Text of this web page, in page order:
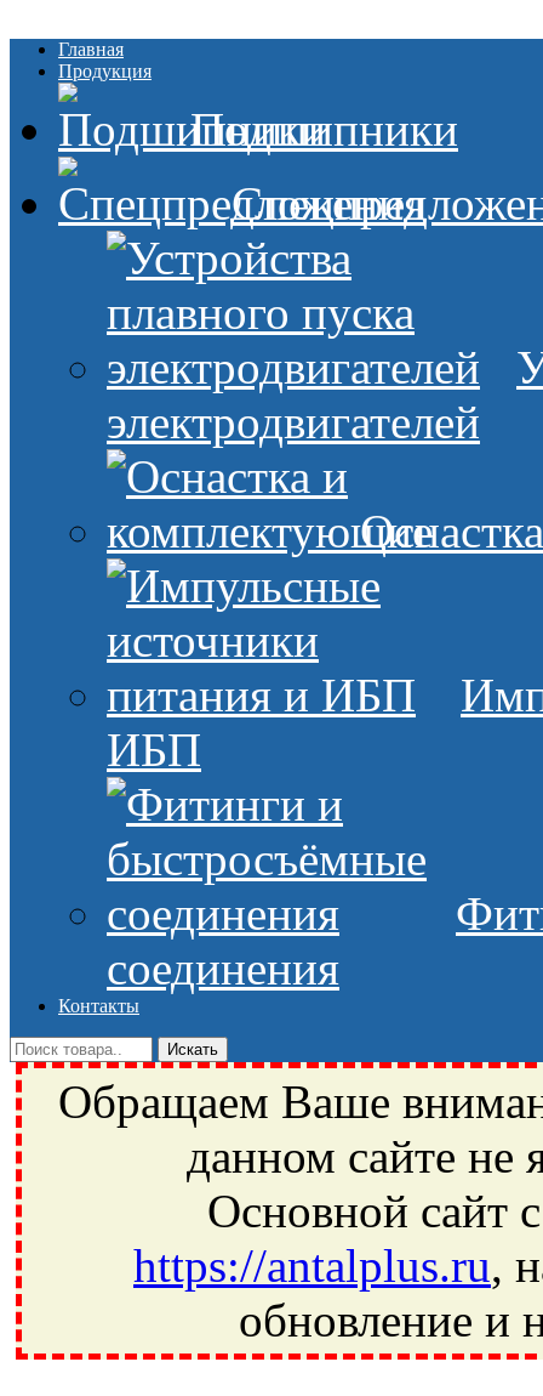
Главная
Продукция
Подшипники
электродвигателей
ИБП
соединения
Контакты
Обращаем Ваше
данном сайте не
Основной сайт
https://antalplus.ru,
обновление и